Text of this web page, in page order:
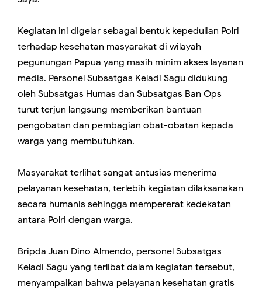
Kegiatan ini digelar sebagai bentuk kepedulian Polri
terhadap kesehatan masyarakat di wilayah
pegunungan Papua yang masih minim akses layanan
medis. Personel Subsatgas Keladi Sagu didukung
oleh Subsatgas Humas dan Subsatgas Ban Ops
turut terjun langsung memberikan bantuan
pengobatan dan pembagian obat-obatan kepada
warga yang membutuhkan.
Masyarakat terlihat sangat antusias menerima
pelayanan kesehatan, terlebih kegiatan dilaksanakan
secara humanis sehingga mempererat kedekatan
antara Polri dengan warga.
Bripda Juan Dino Almendo, personel Subsatgas
Keladi Sagu yang terlibat dalam kegiatan tersebut,
menyampaikan bahwa pelayanan kesehatan gratis